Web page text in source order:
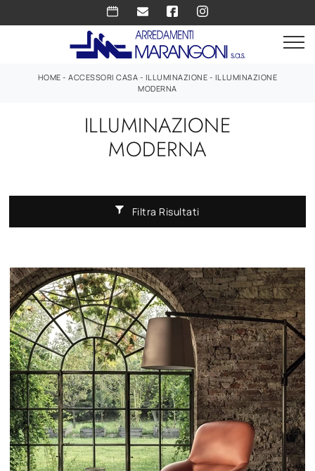
HOME -ACCESSORI CASA - ILLUMINAZIONE - ILLUMINAZIONE
MODERNA
ILLUMINAZIONE
MODERNA
Filtra Risultati